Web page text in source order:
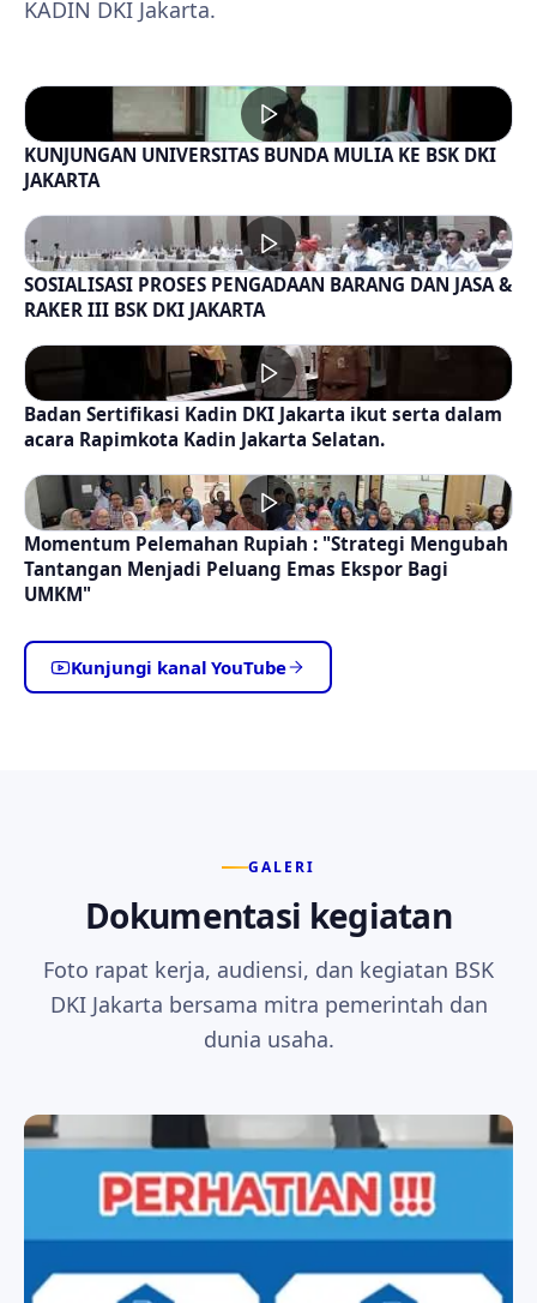
KADIN DKI Jakarta.
KUNJUNGAN UNIVERSITAS BUNDA MULIA KE BSK DKI
JAKARTA
SOSIALISASI PROSES PENGADAAN BARANG DAN JASA &
RAKER III BSK DKI JAKARTA
Badan Sertifikasi Kadin DKI Jakarta ikut serta dalam
acara Rapimkota Kadin Jakarta Selatan.
Momentum Pelemahan Rupiah : "Strategi Mengubah
Tantangan Menjadi Peluang Emas Ekspor Bagi
UMKM"
Kunjungi kanal YouTube
GALERI
Dokumentasi kegiatan
Foto rapat kerja, audiensi, dan kegiatan BSK
DKI Jakarta bersama mitra pemerintah dan
dunia usaha.